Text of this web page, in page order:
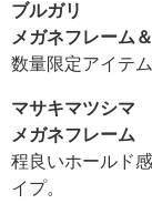
ブルガリ
メガネフレーム
数量限定アイテム
マサキマツシマ
メガネフレーム
程良いホールド
イプ。